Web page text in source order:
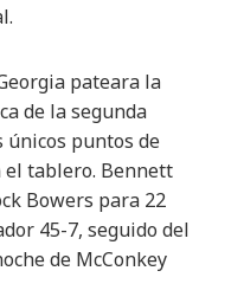
pateara la
de la segunda
únicos puntos de
el tablero. Bennett
Bowers para 22
45-7, seguido del
de McConkey